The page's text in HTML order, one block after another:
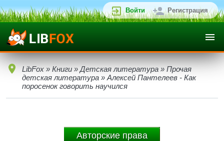
Войти Регистрация
LibFox » Книги » Детская литература » Прочая
детская литература » Алексей Пантелеев - Как
поросенок говорить научился
Авторские права